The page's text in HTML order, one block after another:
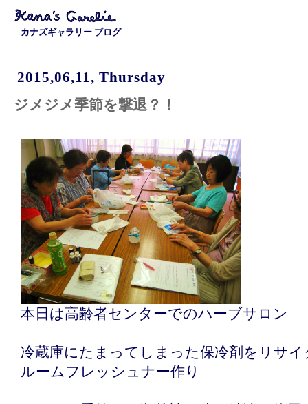
カナズギャラリー ブログ
2015,06,11, Thursday
ジメジメ季節を撃退？！
本日は高齢者センターでのハーブサロン
冷蔵庫にたまってしまった保冷剤をリサ
ルームフレッシュナー作り